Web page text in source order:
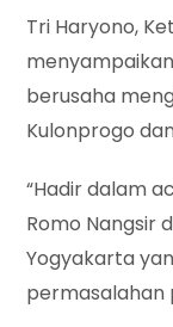
Tri Haryono,
berusaha
Kulonprogo
“Hadir dalam
Romo Nangsir
Yogyakarta
permasalahan